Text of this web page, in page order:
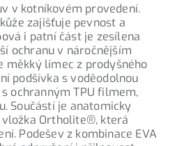
v kotníkovém provedení.
zajišťuje pevnost a
i patní část je zesílena
ochranu v náročnějším
měkký límec z prodyšného
podšívka s voděodolnou
s ochranným TPU filmem,
Součástí je anatomicky
Ortholite®, která
Podešev z kombinace EVA